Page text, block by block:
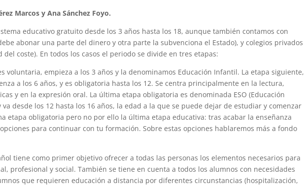
Marcos y Ana Sánchez Foyo.
educativo gratuito desde los 3 años hasta los 18, aunque también contamos con
abonar una parte del dinero y otra parte la subvenciona el Estado), y colegios privados
coste). En todos los casos el periodo se divide en tres etapas:
voluntaria, empieza a los 3 años y la denominamos Educación Infantil. La etapa siguiente,
a los 6 años, y es obligatoria hasta los 12. Se centra principalmente en la lectura,
y en la expresión oral. La última etapa obligatoria es denominada ESO (Educación
desde los 12 hasta los 16 años, la edad a la que se puede dejar de estudiar y comenzar
etapa obligatoria pero no por ello la última etapa educativa: tras acabar la enseñanza
para continuar con tu formación. Sobre estas opciones hablaremos más a fondo
tiene como primer objetivo ofrecer a todas las personas los elementos necesarios para
profesional y social. También se tiene en cuenta a todos los alumnos con necesidades
que requieren educación a distancia por diferentes circunstancias (hospitalización,